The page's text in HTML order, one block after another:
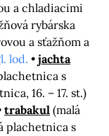
a chladiacimi
rybárska
a sťažňom a
lod.
jachta
s
16. – 17. st.)
trabakul (malá
plachetnica s